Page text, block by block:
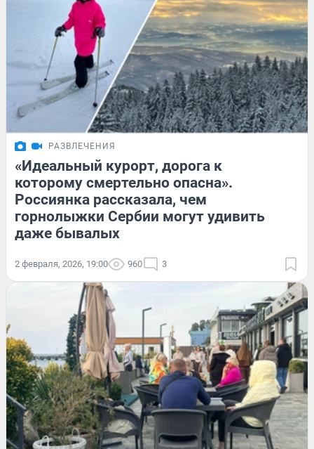
РАЗВЛЕЧЕНИЯ
«Идеальный курорт, дорога к
которому смертельно опасна».
Россиянка рассказала, чем
горнолыжки Сербии могут удивить
даже бывалых
2 февраля, 2026, 19:00 960 3